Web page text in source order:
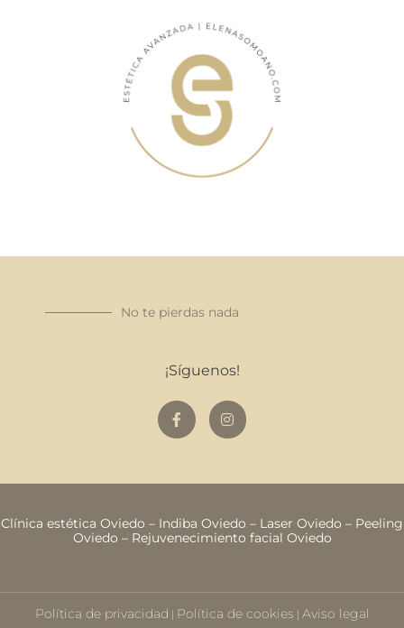
No te pierdas nada
¡Síguenos!
Clínica estética Oviedo – Indiba Oviedo – Laser Oviedo – Peeling
Oviedo – Rejuvenecimiento facial Oviedo
Política de privacidad | Política de cookies | Aviso legal